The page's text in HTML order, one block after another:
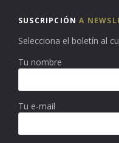
SUSCRIPCIÓNA
Selecciona el boletín al
Tu nombre
Tu e-mail